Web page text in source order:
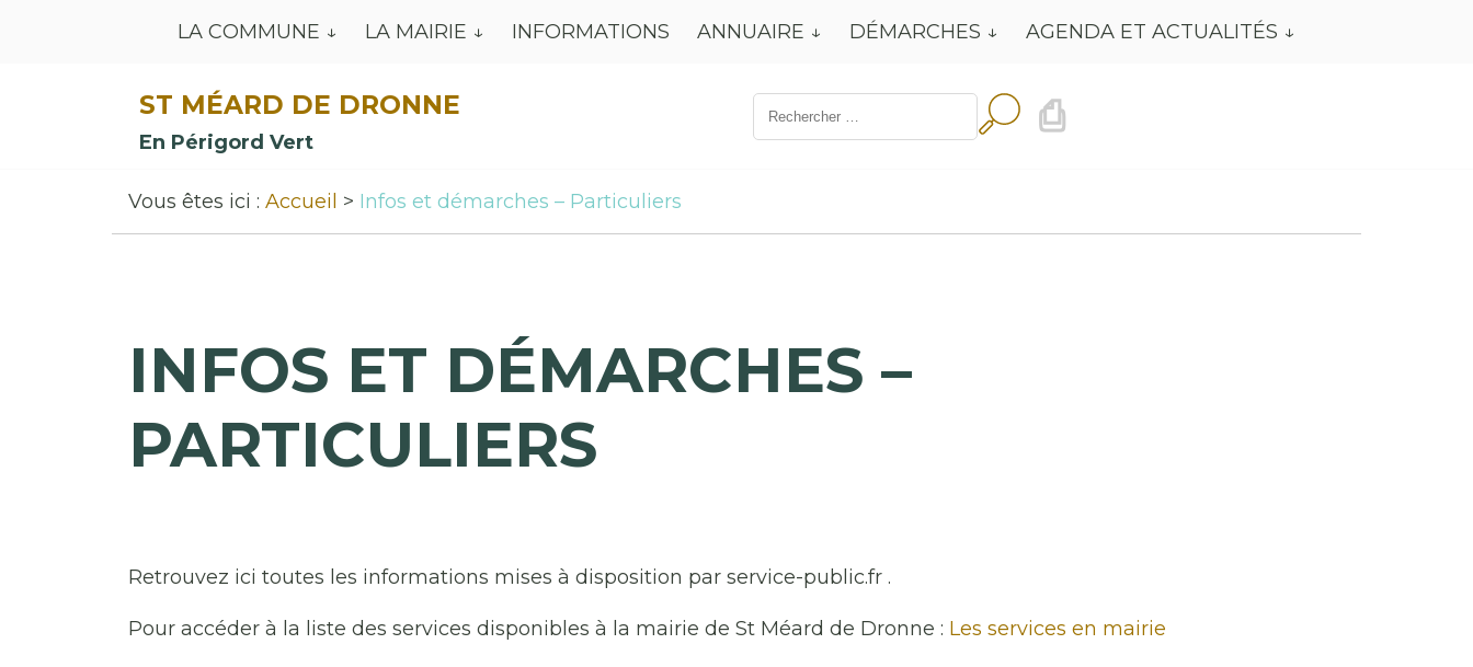
LA COMMUNE LA MAIRIE INFORMATIONS ANNUAIRE DÉMARCHES AGENDA ET ACTUALITÉS
ST MÉARD DE DRONNE
En Périgord Vert
Résultat
de
⎙
Vous êtes ici : Accueil Infos et démarches – Particuliers
INFOS ET DÉMARCHES –
PARTICULIERS
Retrouvez ici toutes les informations mises à disposition par service-public.fr .
Pour accéder à la liste des services disponibles à la mairie de St Méard de Dronne : Les services en mairie